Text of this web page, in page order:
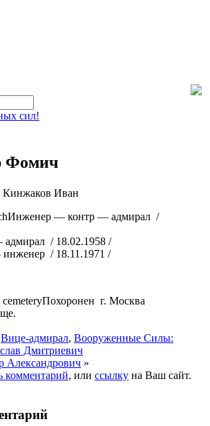
Фомич
Кинжаков Иван
Инженер — контр — адмирал /
/ 18.02.1958 /
/ 18.11.1971 /
Похоронен г. Москва
Вице-адмирал, Вооруженные Силы:
Дмитриевич
»
комментарий, или ссылку на Ваш сайт.